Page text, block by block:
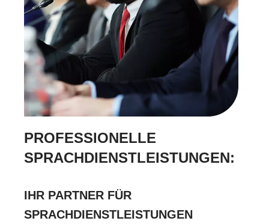
PROFESSIONELLE
SPRACHDIENSTLEISTUNGEN:
IHR PARTNER FÜR
SPRACHDIENSTLEISTUNGEN